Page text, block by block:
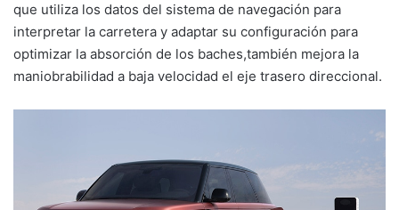
que utiliza los datos del sistema de navegación para
interpretar la carretera y adaptar su configuración para
optimizar la absorción de los baches,también mejora la
maniobrabilidad a baja velocidad el eje trasero direccional.